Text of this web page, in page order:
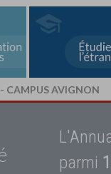
CAMPUS AVIGNON
parmi